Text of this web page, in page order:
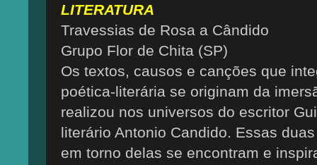
LITERATURA
Travessias de Rosa a Cândido
Grupo Flor de Chita (SP)
Os textos, causos e canções que
poética-literária se originam da
realizou nos universos do escritor
literário Antonio Candido. Essas
em torno delas se encontram e